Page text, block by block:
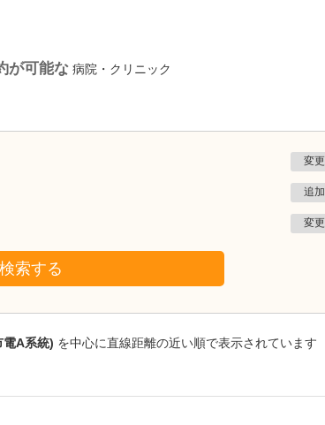
が可能な 病院・クリニック
変更
追加
変更
検索する
電A系統) を中心に直線距離の近い順で表示されています
神奈川県相模原市中央区
さがみひまわりクリニック
す。